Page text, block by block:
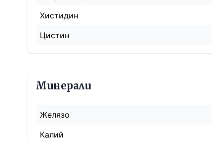
Хистидин
Цистин
Минерали
Желязо
Калий